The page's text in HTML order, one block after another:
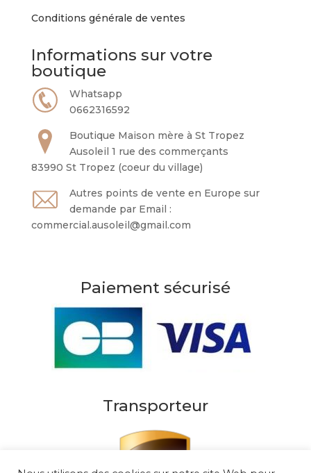
Conditions générale de ventes
Informations sur votre
boutique
Whatsapp
0662316592
Boutique Maison mère à St Tropez
Ausoleil 1 rue des commerçants
83990 St Tropez (coeur du village)
Autres points de vente en Europe sur
demande par Email :
commercial.ausoleil@gmail.com
Paiement sécurisé
Transporteur